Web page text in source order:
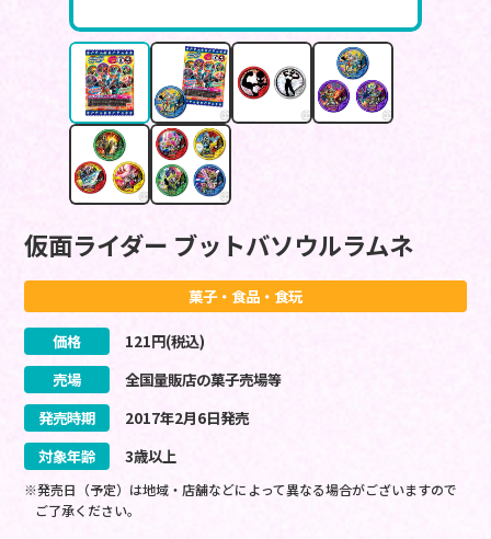
仮面ライダー ブットバソウルラムネ
菓子・食品・食玩
価格 121円(税込)
売場
全国量販店の菓子売場等
発売時期
2017年2月6日発売
対象年齢
3歳以上
※発売日（予定）は地域・店舗などによって異なる場合がございますので
ご了承ください。